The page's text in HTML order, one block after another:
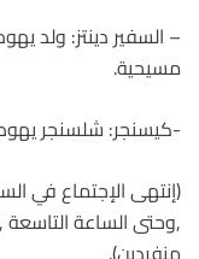
– السفير دينتز: ولد
مسيحية.
-كيسنجر: شلسنجر
(إنتهى الإجتماع في
,وحتى الساعة التاسعة